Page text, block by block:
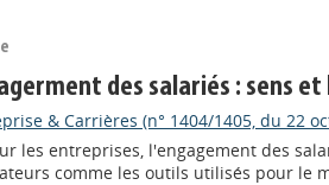
des salariés : sens
& Carrières (n° 1404/1405, du 22
les entreprises, l'engagement des
comme les outils utilisés pour le